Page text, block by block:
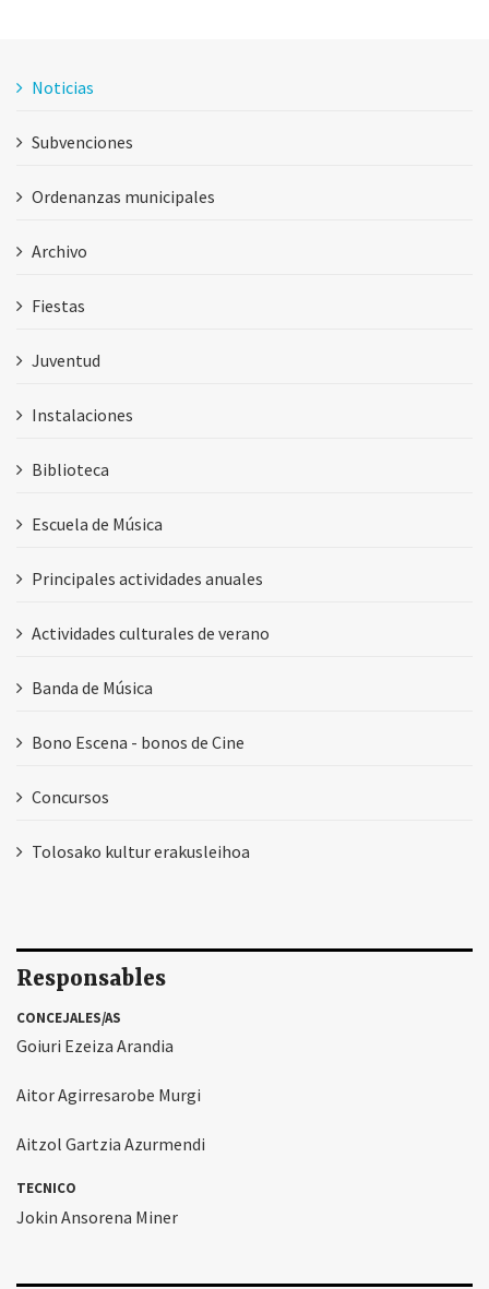
Noticias
Subvenciones
Ordenanzas municipales
Archivo
Fiestas
Juventud
Instalaciones
Biblioteca
Escuela de Música
Principales actividades anuales
Actividades culturales de verano
Banda de Música
Bono Escena - bonos de Cine
Concursos
Tolosako kultur erakusleihoa
Responsables
CONCEJALES/AS
Goiuri Ezeiza Arandia
Aitor Agirresarobe Murgi
Aitzol Gartzia Azurmendi
TECNICO
Jokin Ansorena Miner